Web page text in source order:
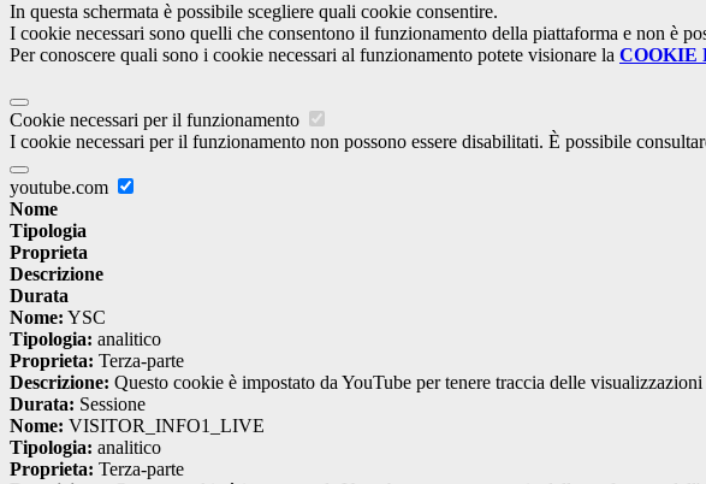
In questa schermata è possibile scegliere quali cookie consentire.
I cookie necessari sono quelli che consentono il funzionamento della piattaforma e non è
Per conoscere quali sono i cookie necessari al funzionamento potete visionare la COOKIE
Cookie necessari per il funzionamento
I cookie necessari per il funzionamento non possono essere disabilitati. È possibile
youtube.com
Nome
Tipologia
Proprieta
Descrizione
Durata
Nome: YSC
Tipologia: analitico
Proprieta: Terza-parte
Descrizione: Questo cookie è impostato da YouTube per tenere traccia delle
Durata: Sessione
Nome: VISITOR_INFO1_LIVE
Tipologia: analitico
Proprieta: Terza-parte